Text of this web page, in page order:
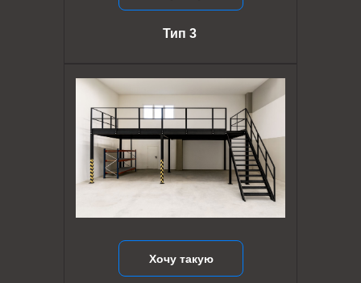
Хочу такую
Тип 3